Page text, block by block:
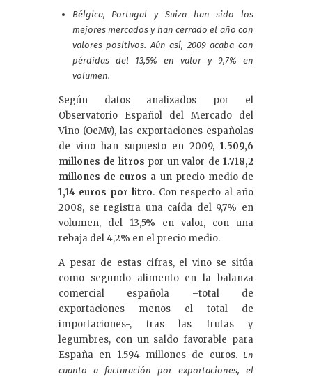
e
dI
n
Bélgica, Portugal y Suiza han sido los
mejores mercados y han cerrado el año con
valores positivos. Aún así, 2009 acaba con
pérdidas del 13,5% en valor y 9,7% en
volumen.
Según datos analizados por el
Observatorio Español del Mercado del
Vino (OeMv), las exportaciones españolas
de vino han supuesto en 2009, 1.509,6
millones de litros por un valor de1.718,2
millones de euros a un precio medio de
1,14 euros por litro. Con respecto al año
2008, se registra una caída del 9,7% en
volumen, del 13,5% en valor, con una
rebaja del 4,2% en el precio medio.
A pesar de estas cifras, el vino se sitúa
como segundo alimento en la balanza
comercial española –total de
exportaciones menos el total de
importaciones-, tras las frutas y
legumbres, con un saldo favorable para
España en 1.594 millones de euros. En
cuanto a facturación por exportaciones, el